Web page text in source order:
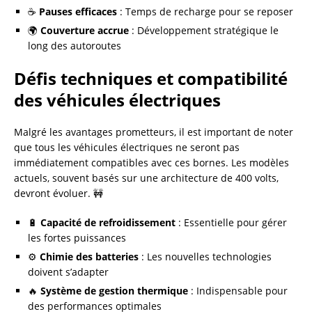
☕ Pauses efficaces : Temps de recharge pour se reposer
🌍 Couverture accrue : Développement stratégique le
long des autoroutes
Défis techniques et compatibilité
des véhicules électriques
Malgré les avantages prometteurs, il est important de noter
que tous les véhicules électriques ne seront pas
immédiatement compatibles avec ces bornes. Les modèles
actuels, souvent basés sur une architecture de 400 volts,
devront évoluer. 🚧
🔋 Capacité de refroidissement : Essentielle pour gérer
les fortes puissances
⚙️ Chimie des batteries : Les nouvelles technologies
doivent s’adapter
🔥 Système de gestion thermique : Indispensable pour
des performances optimales